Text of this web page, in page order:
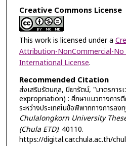
Creative Commons License
This work is licensed under a
Attribution-NonCommercial-No
International License.
Recommended Citation
ส่งเสริมรัตนกุล, ปิยารัตน์, "มาตรกา
expropriation) : ศึกษาแนวทางการ
ระหว่างประเทศในข้อพิพาททางการลง
Chulalongkorn University
(Chula ETD). 40110.
https://digital.car.chula.ac.th/